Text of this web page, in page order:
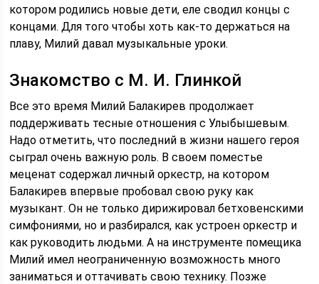
котором родились новые дети, еле сводил концы с
концами. Для того чтобы хоть как-то держаться на
плаву, Милий давал музыкальные уроки.
Знакомство с М. И. Глинкой
Все это время Милий Балакирев продолжает
поддерживать тесные отношения с Улыбышевым.
Надо отметить, что последний в жизни нашего героя
сыграл очень важную роль. В своем поместье
меценат содержал личный оркестр, на котором
Балакирев впервые пробовал свою руку как
музыкант. Он не только дирижировал бетховенскими
симфониями, но и разбирался, как устроен оркестр и
как руководить людьми. А на инструменте помещика
Милий имел неограниченную возможность много
заниматься и оттачивать свою технику. Позже